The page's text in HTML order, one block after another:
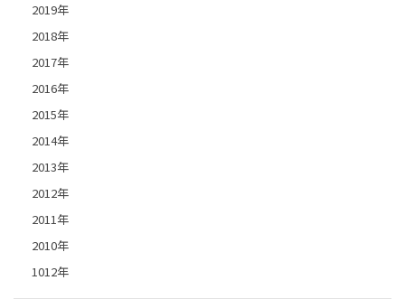
2019年
2018年
2017年
2016年
2015年
2014年
2013年
2012年
2011年
2010年
1012年